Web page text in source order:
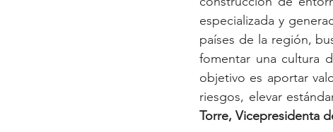
especializada y
países de la región,
fomentar una cultura
objetivo es aportar
riesgos, elevar
Torre, Vicepresidenta